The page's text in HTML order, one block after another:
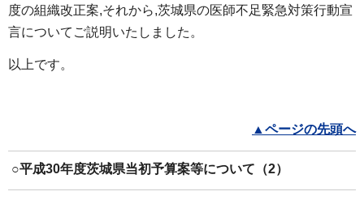
度の組織改正案,それから,茨城県の医師不足緊急対策行動宣
言についてご説明いたしました。
以上です。
▲ページの先頭へ
○平成30年度茨城県当初予算案等について（2）